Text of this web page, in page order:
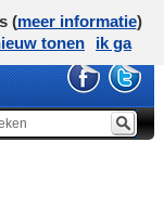
(meer informatie)
tonen
ik ga